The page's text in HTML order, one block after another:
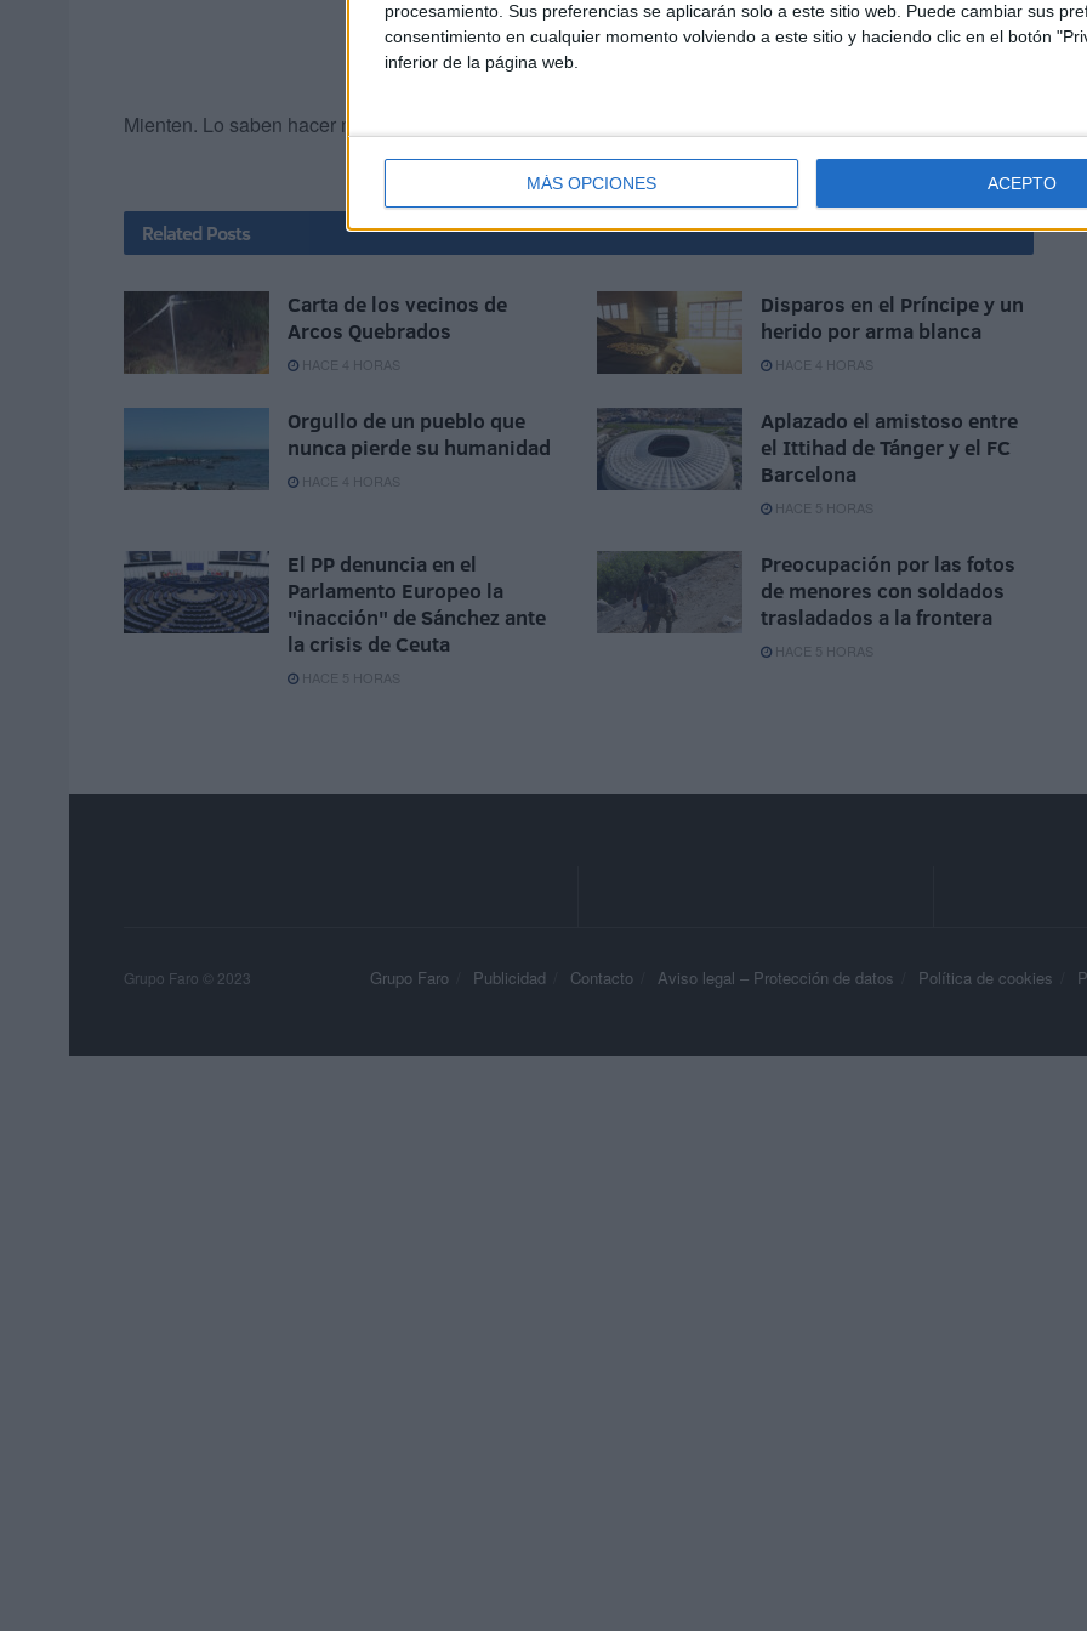
procesamiento. Sus preferencias se aplicarán solo a este sitio web. Puede cambiar sus
consentimiento en cualquier momento volviendo a este sitio y haciendo clic en el botón
inferior de la página web.
MÁS OPCIONES ACEPTO
Mienten. Lo saben hacer muy bien.
Related Posts
Carta de los vecinos de
Arcos Quebrados
HACE 4 HORAS
Disparos en el Príncipe y un
herido por arma blanca
HACE 4 HORAS
Orgullo de un pueblo que
nunca pierde su humanidad
HACE 4 HORAS
Aplazado el amistoso entre
el Ittihad de Tánger y el FC
Barcelona
HACE 5 HORAS
El PP denuncia en el
Parlamento Europeo la
"inacción" de Sánchez ante
la crisis de Ceuta
HACE 5 HORAS
Preocupación por las fotos
de menores con soldados
trasladados a la frontera
HACE 5 HORAS
Grupo Faro Publicidad Contacto Aviso legal – Protección de datos Política de cookies
Grupo Faro © 2023